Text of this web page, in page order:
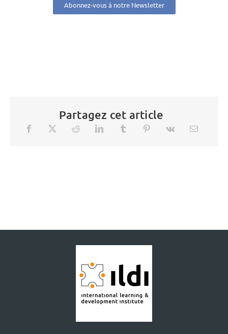
Abonnez-vous à notre Newsletter
Partagez cet article